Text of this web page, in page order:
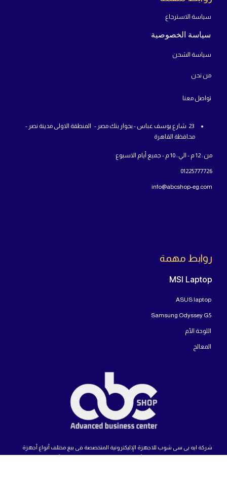
سياسة الاسترجاع
سياسة الخصوصية
سياسة الشحن
من نحن
تواص ل معنا
23 شارع يوسف عباس - بجوار بنك مصر - المنطقة الاولى مدينة نصر -
محافظة القاهرة
من : 12 م - الي : 10 م - جميع أيام الاسبوع
01225777726
info@abcshop-eg.com
روابط مهمة
MSI Laptop
ASUS laptop
Samsung Odyssey G5
اللوحة الأم
المعالج
شركة ايه بى سى شوب للاجهزة الإليكترونية المتخصصة فى بيع مختلف أنواع أجهزة